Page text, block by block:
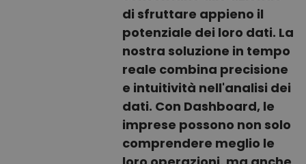
di sfruttare appieno il
potenziale dei loro dati. La
nostra soluzione in tempo
reale combina precisione
e intuitività nell'analisi dei
dati. Con Dashboard, le
imprese possono non solo
comprendere meglio le